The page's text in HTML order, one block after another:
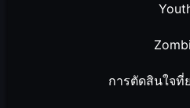
การตัดสินใจที่